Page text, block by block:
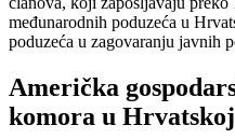
međunarodnih poduzeća u
poduzeća u zagovaranju javnih
Američka
komora u Hrvatskoj